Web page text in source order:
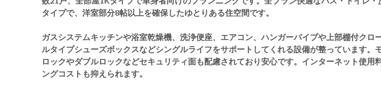
タイプで、洋室部分8帖以上を確保したゆとりある住空間です。
ガスシステムキッチンや浴室乾燥機、洗浄便座、エアコン、ハンガーパイプや上部棚付クロ
ルタイプシューズボックスなどシングルライフをサポートしてくれる設備が整っています。
ロックやダブルロックなどセキュリティ面も配慮されており安心です。インターネット使用
ングコストも抑えられます。